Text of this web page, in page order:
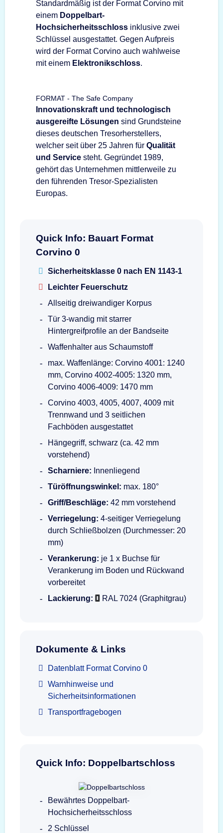
Standardmäßig ist der Format Corvino mit
einem Doppelbart-
Hochsicherheitsschloss inklusive zwei
Schlüssel ausgestattet. Gegen Aufpreis
wird der Format Corvino auch wahlweise
mit einem Elektronikschloss.
FORMAT - The Safe Company
Innovationskraft und technologisch
ausgereifte Lösungen sind Grundsteine
dieses deutschen Tresorherstellers,
welcher seit über 25 Jahren für Qualität
und Service steht. Gegründet 1989,
gehört das Unternehmen mittlerweile zu
den führenden Tresor-Spezialisten
Europas.
Quick Info: Bauart Format
Corvino 0
Sicherheitsklasse 0 nach EN 1143-1
Leichter Feuerschutz
Allseitig dreiwandiger Korpus
Tür 3-wandig mit starrer
Hintergreifprofile an der Bandseite
Waffenhalter aus Schaumstoff
max. Waffenlänge: Corvino 4001: 1240
mm, Corvino 4002-4005: 1320 mm,
Corvino 4006-4009: 1470 mm
Corvino 4003, 4005, 4007, 4009 mit
Trennwand und 3 seitlichen
Fachböden ausgestattet
Hängegriff, schwarz (ca. 42 mm
vorstehend)
Scharniere: Innenliegend
Türöffnungswinkel: max. 180°
Griff/Beschläge: 42 mm vorstehend
Verriegelung: 4-seitiger Verriegelung
durch Schließbolzen (Durchmesser: 20
mm)
Verankerung: je 1 x Buchse für
Verankerung im Boden und Rückwand
vorbereitet
Lackierung:
RAL 7024 (Graphitgrau)
Dokumente & Links
Datenblatt Format Corvino 0
Warnhinweise und
Sicherheitsinformationen
Transportfragebogen
Quick Info: Doppelbartschloss
Bewährtes Doppelbart-
Hochsicherheitsschloss
2 Schlüssel